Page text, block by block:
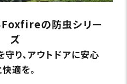
Foxfireの防虫シリー
ズ
り、アウトドアに安心
快適を。